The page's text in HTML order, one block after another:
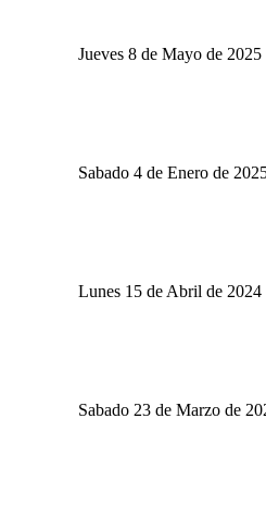
Jueves 8 de Mayo de 2025
Sabado 4 de Enero de
Lunes 15 de Abril de 2024
Sabado 23 de Marzo de